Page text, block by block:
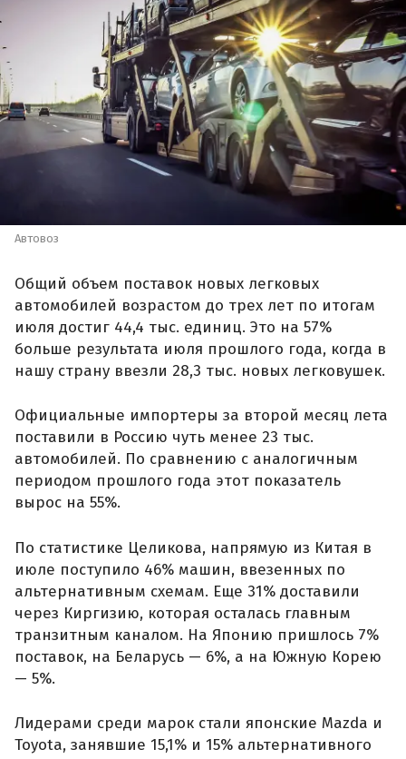
Автовоз
Общий объем поставок новых легковых
автомобилей возрастом до трех лет по итогам
июля достиг 44,4 тыс. единиц. Это на 57%
больше результата июля прошлого года, когда в
нашу страну ввезли 28,3 тыс. новых легковушек.
Официальные импортеры за второй месяц лета
поставили в Россию чуть менее 23 тыс.
автомобилей. По сравнению с аналогичным
периодом прошлого года этот показатель
вырос на 55%.
По статистике Целикова, напрямую из Китая в
июле поступило 46% машин, ввезенных по
альтернативным схемам. Еще 31% доставили
через Киргизию, которая осталась главным
транзитным каналом. На Японию пришлось 7%
поставок, на Беларусь — 6%, а на Южную Корею
— 5%.
Лидерами среди марок стали японские Mazda и
Toyota, занявшие 15,1% и 15% альтернативного